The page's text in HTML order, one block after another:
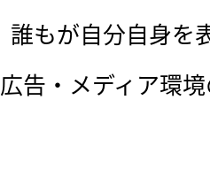
誰もが自分自身を
告・メディア環